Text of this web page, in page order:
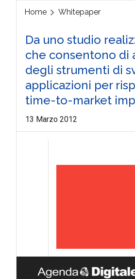
Home Whitepaper
Da uno studio
che consentono di
degli strumenti di
applicazioni per
time-to-market
13 Marzo 2012